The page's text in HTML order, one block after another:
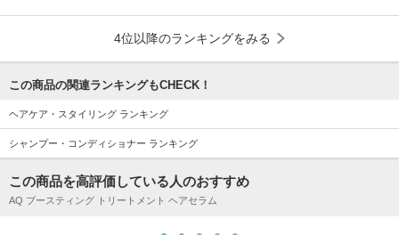
4位以降のランキングをみる
この商品の関連ランキングもCHECK！
ヘアケア・スタイリング ランキング
シャンプー・コンディショナー ランキング
この商品を高評価している人のおすすめ
AQ ブースティング トリートメント ヘアセラム